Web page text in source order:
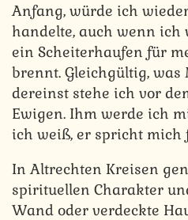
Anfang, würde ich
handelte, auch wenn ich
ein Scheiterhaufen für
brennt. Gleichgültig, was
dereinst stehe ich vor
Ewigen. Ihm werde ich
ich weiß, er spricht mich
In Altrechten Kreisen
spirituellen Charakter
Wand oder verdeckte